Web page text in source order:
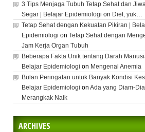
3 Tips Menjaga Tubuh Tetap Sehat dan
Segar | Belajar Epidemiologi on Diet, yuk…
Tetap Sehat dengan Kekuatan Pikiran |
Epidemiologi on Tetap Sehat dengan
Jam Kerja Organ Tubuh
Beberapa Fakta Unik tentang Darah
Belajar Epidemiologi on Mengenal Anemia
Bulan Peringatan untuk Banyak Kondisi
Belajar Epidemiologi on Ada yang Diam-
Merangkak Naik
ARCHIVES